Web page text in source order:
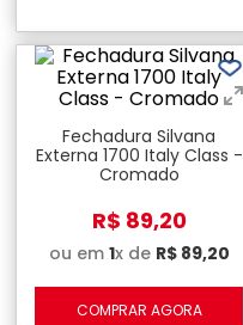
Fechadura Silvana
Externa 1700 Italy Class -
Cromado
R$ 89,20
ou em 1x de R$ 89,20
COMPRAR AGORA